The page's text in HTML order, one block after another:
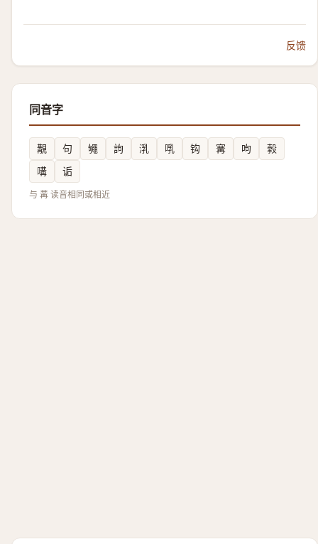
反馈
同音字
覯 句 䵶 訽 㳶 啂 钩 㝤 呴
㨌
㗕
诟
与 冓 读音相同或相近